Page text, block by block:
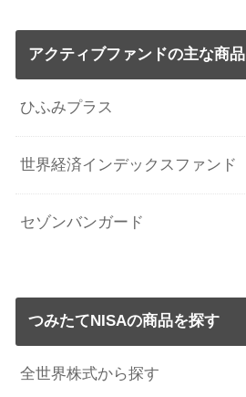
アクティブファンドの主な商品
ひふみプラス
世界経済インデックスファンド
セゾンバンガード
つみたてNISAの商品を探す
全世界株式から探す